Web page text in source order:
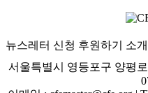
뉴스레터 신청 후원하기
소개
서울특별시 영등포구 양평